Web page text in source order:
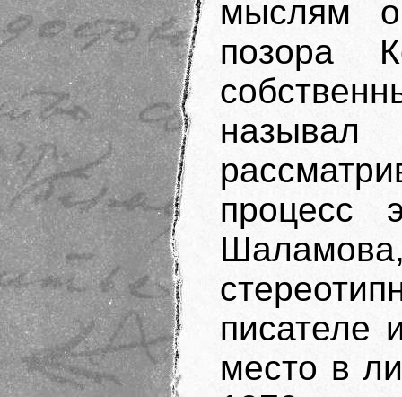
мыслям
позора
называл
процесс
писателе
место в